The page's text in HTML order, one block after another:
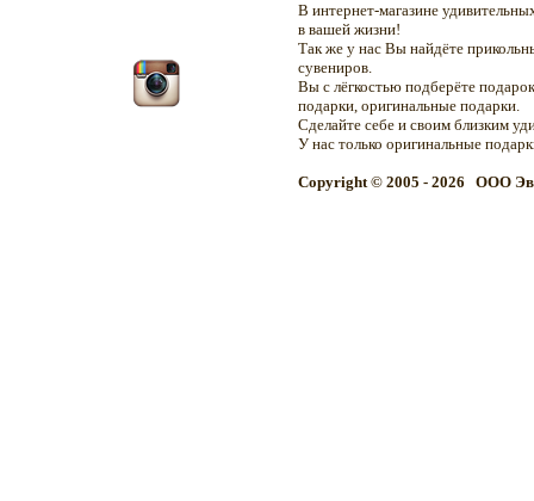
В интернет-магазине
в вашей жизни!
Так же у нас Вы найдёте
сувениров.
Вы с лёгкостью подберёте
подарки, оригинальные подарки.
Сделайте себе и своим близким
У нас только оригинальные
Copyright © 2005 - 2026 OOO